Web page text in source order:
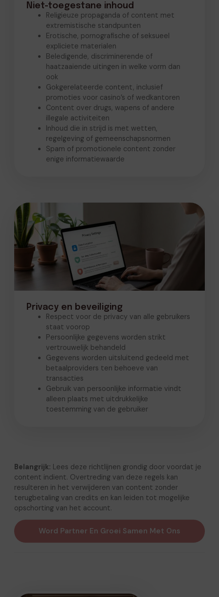
Niet-toegestane inhoud
Religieuze propaganda of content met
extremistische standpunten
Erotische, pornografische of seksueel
expliciete materialen
Beledigende, discriminerende of
haatzaaiende uitingen in welke vorm dan
ook
Gokgerelateerde content, inclusief
promoties voor casino’s of wedkantoren
Content over drugs, wapens of andere
illegale activiteiten
Inhoud die in strijd is met wetten,
regelgeving of gemeenschapsnormen
Spam of promotionele content zonder
enige informatiewaarde
Privacy en beveiliging
Respect voor de privacy van alle gebruikers
staat voorop
Persoonlijke gegevens worden strikt
vertrouwelijk behandeld
Gegevens worden uitsluitend gedeeld met
betaalproviders ten behoeve van
transacties
Gebruik van persoonlijke informatie vindt
alleen plaats met uitdrukkelijke
toestemming van de gebruiker
Belangrijk: Lees deze richtlijnen grondig door voordat je
content indient. Overtreding van deze regels kan
resulteren in het verwijderen van content zonder
terugbetaling van credits en kan leiden tot mogelijke
opschorting van het account.
Word Partner En Groei Samen Met Ons